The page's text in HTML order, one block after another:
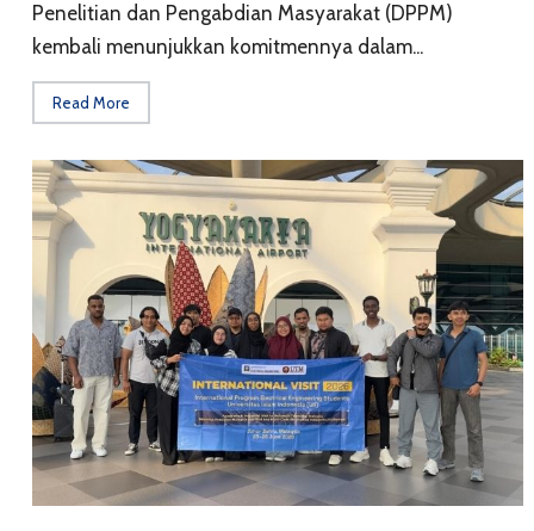
Penelitian dan Pengabdian Masyarakat (DPPM)
kembali menunjukkan komitmennya dalam...
Read More